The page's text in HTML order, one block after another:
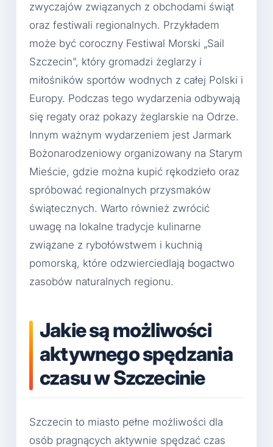
zwyczajów związanych z obchodami świąt
oraz festiwali regionalnych. Przykładem
może być coroczny Festiwal Morski „Sail
Szczecin”, który gromadzi żeglarzy i
miłośników sportów wodnych z całej Polski i
Europy. Podczas tego wydarzenia odbywają
się regaty oraz pokazy żeglarskie na Odrze.
Innym ważnym wydarzeniem jest Jarmark
Bożonarodzeniowy organizowany na Starym
Mieście, gdzie można kupić rękodzieło oraz
spróbować regionalnych przysmaków
świątecznych. Warto również zwrócić
uwagę na lokalne tradycje kulinarne
związane z rybołówstwem i kuchnią
pomorską, które odzwierciedlają bogactwo
zasobów naturalnych regionu.
Jakie są możliwości
aktywnego spędzania
czasu w Szczecinie
Szczecin to miasto pełne możliwości dla
osób pragnących aktywnie spędzać czas